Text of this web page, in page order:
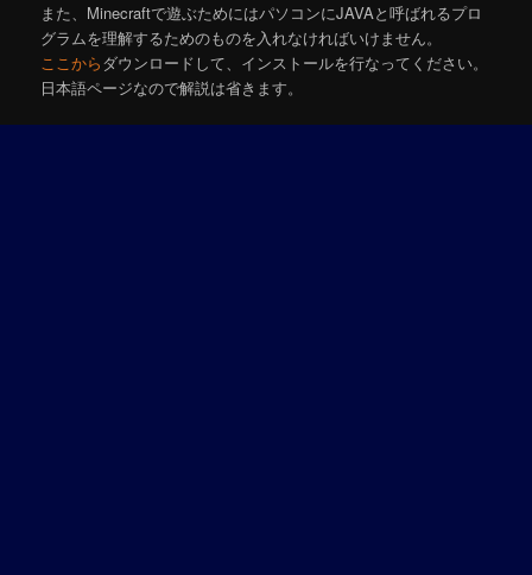
また、Minecraftで遊ぶためにはパソコンにJAVAと呼ばれるプロ
グラムを理解するためのものを入れなければいけません。
ここからダウンロードして、インストールを行なってください。
日本語ページなので解説は省きます。